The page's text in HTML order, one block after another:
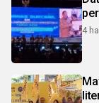
4